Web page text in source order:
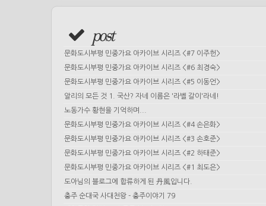
post
문화도시부평 민중가요 아카이브 시리즈 <#7 이주헌>
문화도시부평 민중가요 아카이브 시리즈 <#6 최경숙>
문화도시부평 민중가요 아카이브 시리즈 <#5 이동언>
알리의 모든 것 1. 국산? 자네 이름은 '라벨 갈이'라네!
노동가수 황현을 기억하며...
문화도시부평 민중가요 아카이브 시리즈 <#4 손은화>
문화도시부평 민중가요 아카이브 시리즈 <#3 손호준>
문화도시부평 민중가요 아카이브 시리즈 <#2 하태준>
문화도시부평 민중가요 아카이브 시리즈 <#1 최도은>
도아님의 블로그에 합류하게 된 丹風입니다.
충주 순대국 사대천왕 - 충주이야기 79